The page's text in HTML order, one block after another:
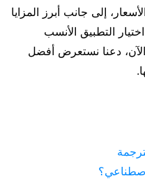
إلى جانب أبرز المزايا
التطبيق الأنسب
دعنا نستعرض أفضل